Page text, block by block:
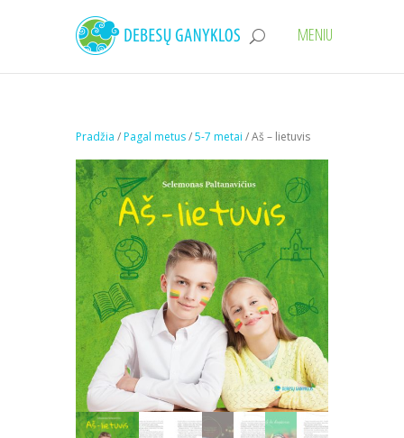
Pradžia /Pagal metus/5-7 metai / Aš – lietuvis